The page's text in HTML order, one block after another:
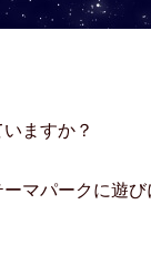
ますか？
マパークに遊